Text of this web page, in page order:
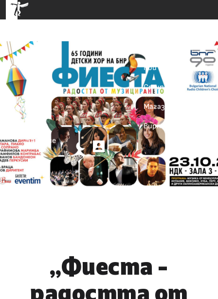
Дарение
Кои сме ние
Стипендия
Магазин
Виртуална галерия
„Фиеста -